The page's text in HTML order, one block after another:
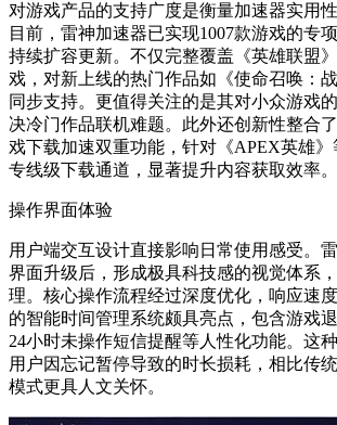
对游戏产品的支持广度是衡量加速器实用
目前，雷神加速器已实现1007款游戏的专
持续扩容更新。不仅完整覆盖《英雄联盟
戏，对新上线的热门作品如《使命召唤：
同步支持。更值得关注的是其对小众游戏
决冷门作品联机难题。此外还创新性整合
戏下载加速双重功能，针对《APEX英雄
专线级下载通道，显著提升内容获取效率。
操作界面体验
用户端交互设计直接影响日常使用感受。
界面升级后，形成极具科技感的视觉体系
理。核心操作流程经过深度优化，响应速
的智能时间管理系统颇具亮点，包含游戏
24小时未操作短信提醒等人性化功能。这
用户因忘记暂停导致的时长损耗，相比传
模式更具人文关怀。